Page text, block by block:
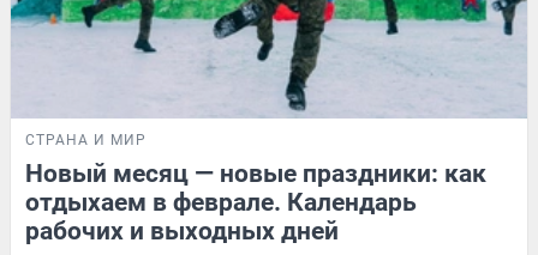
СТРАНА И МИР
Новый месяц — новые праздники: как
отдыхаем в феврале. Календарь
рабочих и выходных дней